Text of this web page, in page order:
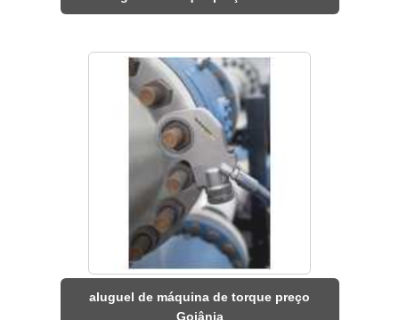
aluguel de máquina de torque preço
Goiânia